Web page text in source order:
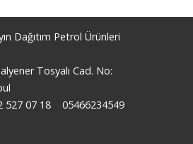
Dağıtım Petrol Ürünleri
Tosyalı Cad. No:
527 07 18 05466234549